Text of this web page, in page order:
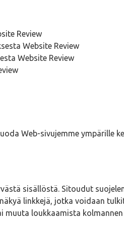
Review
Website Review
Website Review
Web-sivujemme ympärille
sisällöstä. Sitoudut
linkkejä, jotka voidaan
loukkaamista kolmannen